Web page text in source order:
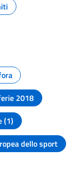
2018
(1)
dello sport